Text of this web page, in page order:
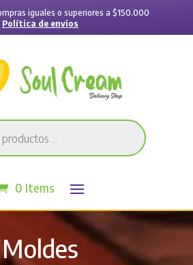
iguales o superiores a $150.000
Política de envios
0 Items
Moldes